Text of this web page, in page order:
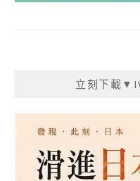
立刻下載